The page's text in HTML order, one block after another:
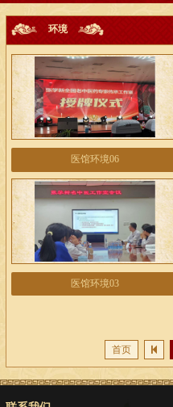
环境
医馆环境06
医馆环境03
首页